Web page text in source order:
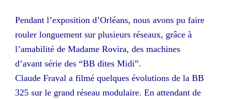
Pendant l’exposition d’Orléans, nous avons pu faire
rouler longuement sur plusieurs réseaux, grâce à
l’amabilité de Madame Rovira, des machines
d’avant série des “BB dites Midi”.
Claude Fraval a filmé quelques évolutions de la BB
325 sur le grand réseau modulaire. En attendant de